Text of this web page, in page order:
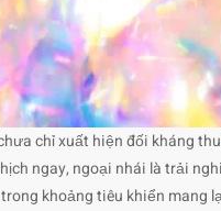
chỉ xuất hiện đối kháng
ngay, ngoại nhái là trải
khoảng tiêu khiển mang